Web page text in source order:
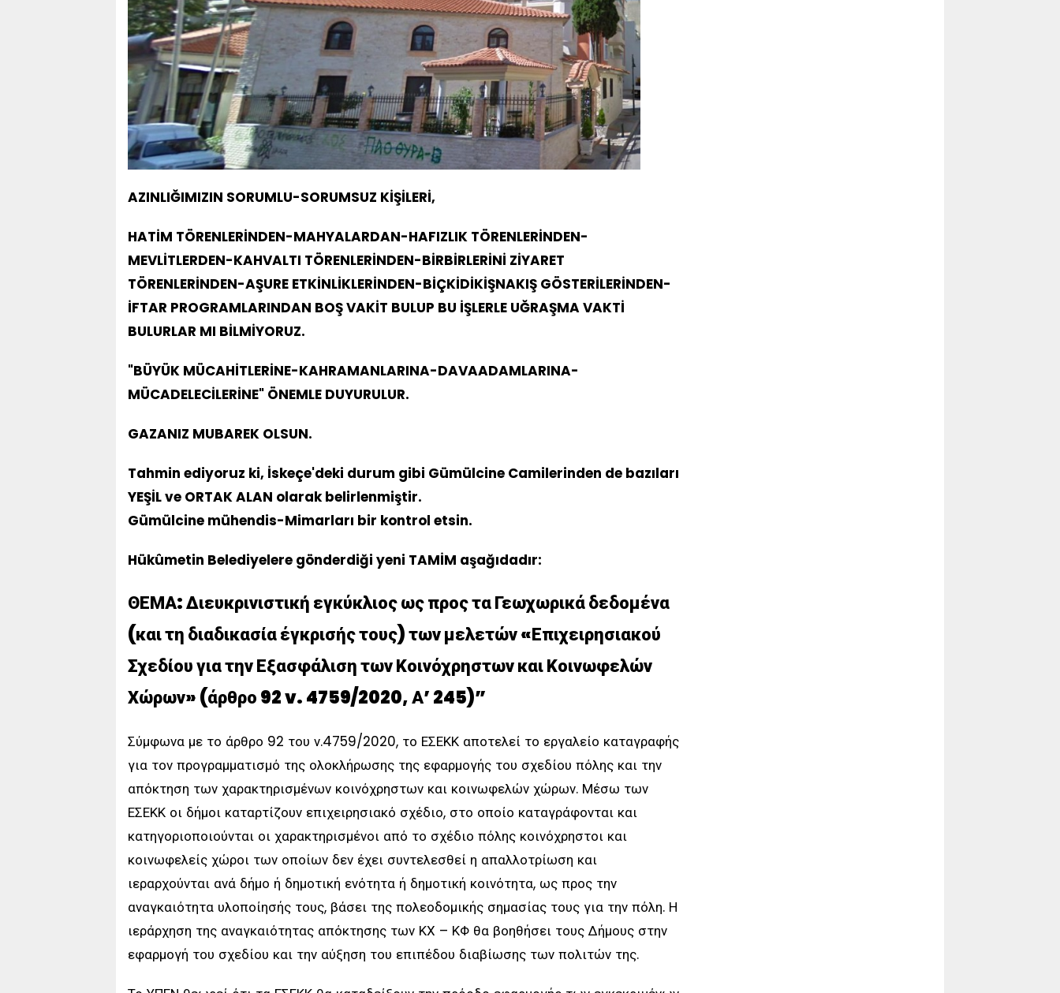
AZINLIĞIMIZIN SORUMLU-SORUMSUZ KİŞİLERİ,
HATİM TÖRENLERİNDEN-MAHYALARDAN-HAFIZLIK TÖRENLERİNDEN-
MEVLİTLERDEN-KAHVALTI TÖRENLERİNDEN-BİRBİRLERİNİ ZİYARET
TÖRENLERİNDEN-AŞURE ETKİNLİKLERİNDEN-BİÇKİDİKİŞNAKIŞ GÖSTERİLERİNDEN-
İFTAR PROGRAMLARINDAN BOŞ VAKİT BULUP BU İŞLERLE UĞRAŞMA VAKTİ
BULURLAR MI BİLMİYORUZ.
"BÜYÜK MÜCAHİTLERİNE-KAHRAMANLARINA-DAVAADAMLARINA-
MÜCADELECİLERİNE" ÖNEMLE DUYURULUR.
GAZANIZ MUBAREK OLSUN.
Tahmin ediyoruz ki, İskeçe'deki durum gibi Gümülcine Camilerinden de bazıları
YEŞİL ve ORTAK ALAN olarak belirlenmiştir.
Gümülcine mühendis-Mimarları bir kontrol etsin.
Hükûmetin Belediyelere gönderdiği yeni TAMİM aşağıdadır:
ΘΕΜΑ:Διευκρινιστική εγκύκλιος ως προς τα Γεωχωρικά δεδομένα
(και τη διαδικασία έγκρισής τους) των μελετών «Επιχειρησιακού
Σχεδίου για την Εξασφάλιση των Κοινόχρηστων και Κοινωφελών
Χώρων» (άρθρο 92 v. 4759/2020, Α’ 245)”
Σύμφωνα με το άρθρο 92 του ν.4759/2020, το ΕΣΕΚΚ αποτελεί το εργαλείο καταγραφής
για τον προγραμματισμό της ολοκλήρωσης της εφαρμογής του σχεδίου πόλης και την
απόκτηση των χαρακτηρισμένων κοινόχρηστων και κοινωφελών χώρων. Μέσω των
ΕΣΕΚΚ οι δήμοι καταρτίζουν επιχειρησιακό σχέδιο, στο οποίο καταγράφονται και
κατηγοριοποιούνται οι χαρακτηρισμένοι από το σχέδιο πόλης κοινόχρηστοι και
κοινωφελείς χώροι των οποίων δεν έχει συντελεσθεί η απαλλοτρίωση και
ιεραρχούνται ανά δήμο ή δημοτική ενότητα ή δημοτική κοινότητα, ως προς την
αναγκαιότητα υλοποίησής τους, βάσει της πολεοδομικής σημασίας τους για την πόλη. Η
ιεράρχηση της αναγκαιότητας απόκτησης των ΚΧ – ΚΦ θα βοηθήσει τους Δήμους στην
εφαρμογή του σχεδίου και την αύξηση του επιπέδου διαβίωσης των πολιτών της.